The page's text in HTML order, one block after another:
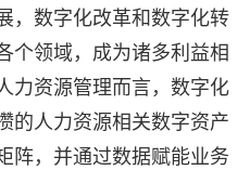
，数字化改革和数字化转
个领域，成为诸多利益相
力资源管理而言，数字化
的人力资源相关数字资产
阵，并通过数据赋能业务